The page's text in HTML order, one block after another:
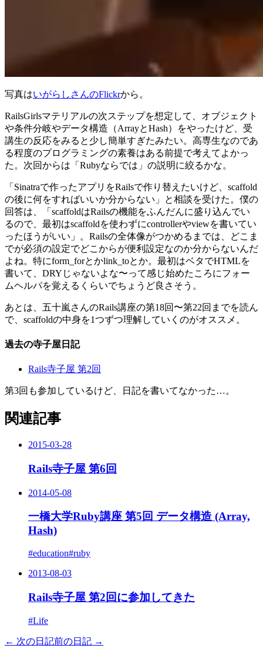
写真はいがらしさんのFlickrから。
RailsGirlsマテリアルの次ステップを想定して、オブジェクト
や条件分岐やデータ構造（ArrayとHash）をやったけど、受
講生の反応をみると少し簡単すぎたみたい。高専生なのであ
る程度のプログラミングの素養はある前提で考えてよかっ
た。次回からは「Rubyならでは」の説明に絞るかな。
「Sinatraで作ったアプリをRailsで作り替えたいけど、scaffold
の後に何をすればいいか分からない」と相談を受けた。僕の
回答は、「scaffoldはRailsの機能をふんだんに盛り込んでい
るので、最初はscaffoldを使わずにcontrollerやviewを書いてい
ったほうがいい」。Railsの全体像がつかめるまでは、どこま
でが必須の設定でどこからが便利設定なのか分からないんだ
よね。特にform_forとかlink_toとか。最初はベタでHTMLを
書いて、DRYじゃないよな〜って感じ始めたころにフォー
ムヘルパを覚えるくらいでちょうど良さそう。
あとは、五十嵐さんのRails講座の第18回〜第22回までを読ん
で、scaffoldの中身を1つずつ理解していくのがオススメ。
過去の寺子屋日記
Rails寺子屋 第2回
第3回も参加しているけど、日記を書いてなかった…。
関連記事
2015-03-28
Rails寺子屋 第6回
2014-05-08
一橋大学Ruby講座 第5回 データ構造 (Array,
Hash)
#education#ruby
2013-08-03
Rails寺子屋 第2回に参加してきた
#Life
← 次の日記前の日記 →